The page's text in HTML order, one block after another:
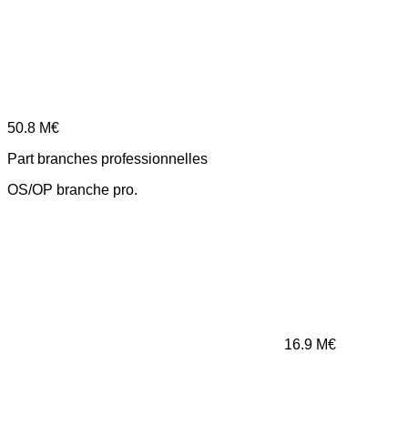
50.8 M€
Part branches professionnelles
OS/OP branche pro.
16.9 M€